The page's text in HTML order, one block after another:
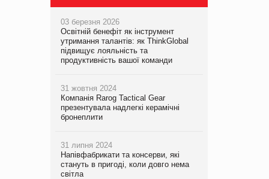
03 березня 2026
Освітній бенефіт як інструмент
утримання талантів: як ThinkGlobal
підвищує лояльність та
продуктивність вашої команди
31 жовтня 2024
Компанія Rarog Tactical Gear
презентувала надлегкі керамічні
бронеплити
31 липня 2024
Напівфабрикати та консерви, які
стануть в пригоді, коли довго нема
світла